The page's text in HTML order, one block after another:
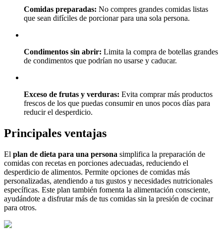
Comidas preparadas: No compres grandes comidas listas
que sean difíciles de porcionar para una sola persona.
Condimentos sin abrir: Limita la compra de botellas grandes
de condimentos que podrían no usarse y caducar.
Exceso de frutas y verduras: Evita comprar más productos
frescos de los que puedas consumir en unos pocos días para
reducir el desperdicio.
Principales ventajas
El plan de dieta para una persona simplifica la preparación de
comidas con recetas en porciones adecuadas, reduciendo el
desperdicio de alimentos. Permite opciones de comidas más
personalizadas, atendiendo a tus gustos y necesidades nutricionales
específicas. Este plan también fomenta la alimentación consciente,
ayudándote a disfrutar más de tus comidas sin la presión de cocinar
para otros.